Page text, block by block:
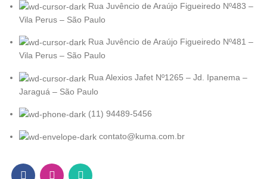
Rua Juvêncio de Araújo Figueiredo Nº483 –
Vila Perus – São Paulo
Rua Juvêncio de Araújo Figueiredo Nº481 –
Vila Perus – São Paulo
Rua Alexios Jafet Nº1265 – Jd. Ipanema –
Jaraguá – São Paulo
(11) 94489-5456
contato@kuma.com.br